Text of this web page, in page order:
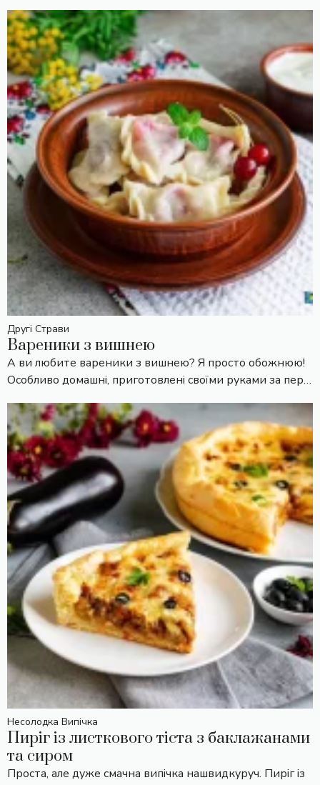
Другі Страви
Вареники з вишнею
А ви любите вареники з вишнею? Я просто обожнюю!
Особливо домашні, приготовлені своїми руками за пер…
Несолодка Випічка
Пиріг із листкового тіста з баклажанами
та сиром
Проста, але дуже смачна випічка нашвидкуруч. Пиріг із